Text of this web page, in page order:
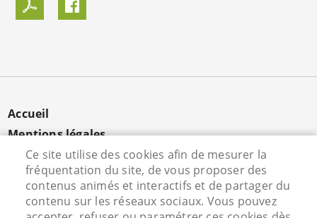
MENU
PIED
PAGE
Accueil
Mentions légales
Données personnelles
Cookies
Contact
Ce site utilise des cookies afin de mesurer la
fréquentation du site, de vous proposer des
contenus animés et interactifs et de partager du
contenu sur les réseaux sociaux. Vous pouvez